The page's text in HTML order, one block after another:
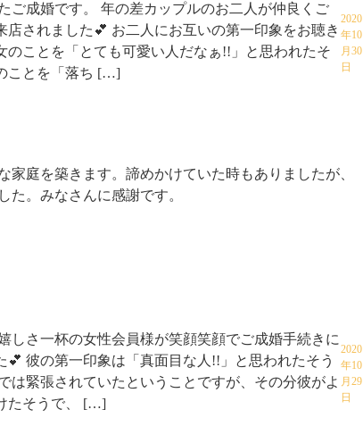
ご成婚です。 年の差カップルのお二人が仲良くご
店されました💕 お二人にお互いの第一印象をお聴き
のことを「とても可愛い人だなぁ!!」と思われたそ
ことを「落ち […]
2020
年10
月30
日
庭を築きます。諦めかけていた時もありましたが、
た。みなさんに感謝です。
しさ一杯の女性会員様が笑顔笑顔でご成婚手続きに
💕 彼の第一印象は「真面目な人!!」と思われたそう
は緊張されていたということですが、その分彼がよ
たそうで、 […]
2020
年10
月29
日